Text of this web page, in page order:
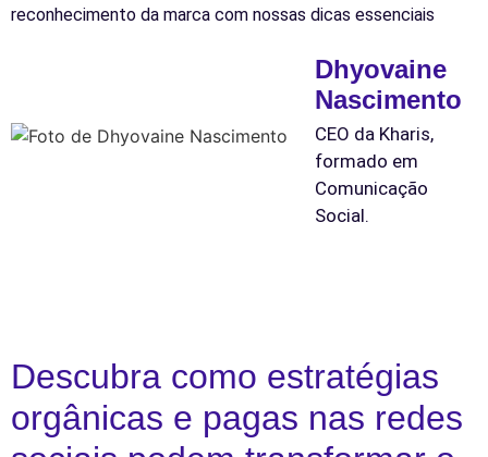
reconhecimento da marca com nossas dicas essenciais
Dhyovaine
Nascimento
CEO da Kharis,
formado em
Comunicação
Social.
Descubra como estratégias
orgânicas e pagas nas redes